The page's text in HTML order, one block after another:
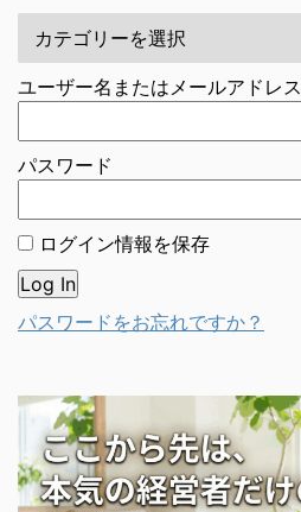
ユーザー名またはメールアドレス
パスワード
ログイン情報を保存
パスワードをお忘れですか？